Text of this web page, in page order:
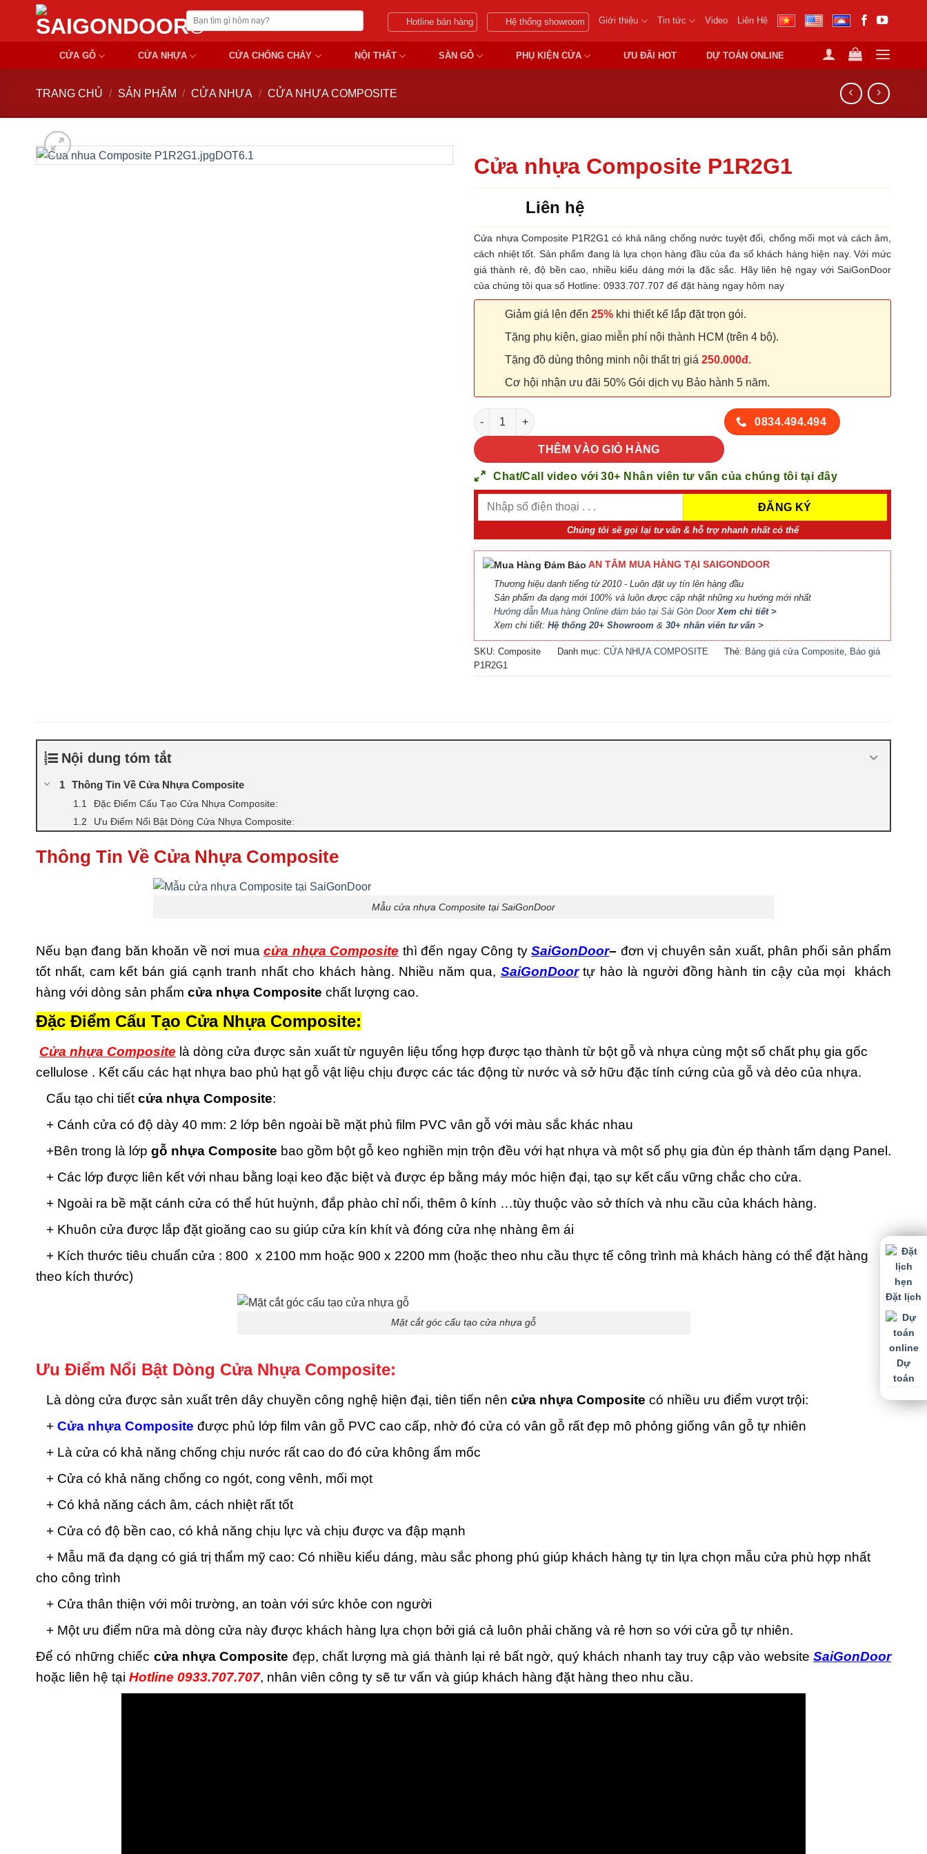
Chuyển
nội
Tìm
kiếm:
Hotline bán hàng Hệ thống showroom Giới thiệu Tin tức Video Liên Hệ
CỬA GỖ CỬA NHỰA CỬA CHỐNG CHÁY NỘI THẤT SÀN GỖ PHỤ KIỆN CỬA ƯU ĐÃI HOT DỰ TOÁN ONLINE
TRANG CHỦ / SẢN PHẨM / CỬA NHỰA / CỬA NHỰA COMPOSITE
Cửa nhựa Composite P1R2G1
Liên hệ
Cửa nhựa Composite P1R2G1 có khả năng chống nước tuyệt đối, chống mối mọt và cách âm,
cách nhiệt tốt. Sản phẩm đang là lựa chọn hàng đầu của đa số khách hàng hiện nay. Với mức
giá thành rẻ, độ bền cao, nhiều kiểu dáng mới lạ đặc sắc. Hãy liên hệ ngay với SaiGonDoor
của chúng tôi qua số Hotline: 0933.707.707 để đặt hàng ngay hôm nay
Giảm giá lên đến 25% khi thiết kế lắp đặt trọn gói.
Tặng phụ kiện, giao miễn phí nội thành HCM (trên 4 bộ).
Tặng đồ dùng thông minh nội thất trị giá 250.000đ.
Cơ hội nhận ưu đãi 50% Gói dịch vụ Bảo hành 5 năm.
Cửa nhựa Composite P1R2G1 số lượng
THÊM VÀO GIỎ HÀNG
0834.494.494
Chat/Call video với 30+ Nhân viên tư vấn của chúng tôi tại đây
Chúng tôi sẽ gọi lại tư vấn & hỗ trợ nhanh nhất có thể
AN TÂM MUA HÀNG TẠI SAIGONDOOR
Thương hiệu danh tiếng từ 2010 - Luôn đặt uy tín lên hàng đầu
Sản phẩm đa dạng mới 100% và luôn được cập nhật những xu hướng mới nhất
Hướng dẫn Mua hàng Online đảm bảo tại Sài Gòn DoorXem chi tiết >
Xem chi tiết: Hệ thống 20+ Showroom & 30+ nhân viên tư vấn >
SKU: Composite
P1R2G1
Danh mục: CỬA NHỰA COMPOSITE Thẻ: Bảng giá cửa Composite
Báo giá
Composite giá bao nhiêu,Cửa nhựa
Nội dung tóm tắt
Thông Tin Về Cửa Nhựa Composite
Đặc Điểm Cấu Tạo Cửa Nhựa Composite:
Ưu Điểm Nổi Bật Dòng Cửa Nhựa Composite:
Thông Tin Về Cửa Nhựa Composite
Mẫu cửa nhựa Composite tại SaiGonDoor
Nếu bạn đang băn khoăn về nơi muacửa nhựa Composite thì đến ngay Công tySaiGonDoor– đơn vị chuyên sản xuất, phân phối sản phẩm
tốt nhất, cam kết bán giá cạnh tranh nhất cho khách hàng. Nhiều năm qua, SaiGonDoortự hào là người đồng hành tin cậy của mọi khách
hàng với dòng sản phẩm cửa nhựa Composite chất lượng cao.
Đặc Điểm Cấu Tạo Cửa Nhựa Composite:
Cửa nhựa Composite là dòng cửa được sản xuất từ nguyên liệu tổng hợp được tạo thành từ bột gỗ và nhựa cùng một số chất phụ gia gốc
cellulose . Kết cấu các hạt nhựa bao phủ hạt gỗ vật liệu chịu được các tác động từ nước và sở hữu đặc tính cứng của gỗ và dẻo của nhựa.
Cấu tạo chi tiếtcửa nhựa Composite:
+ Cánh cửa có độ dày 40 mm: 2 lớp bên ngoài bề mặt phủ film PVC vân gỗ với màu sắc khác nhau
+Bên trong là lớp gỗ nhựa Composite bao gồm bột gỗ keo nghiền mịn trộn đều với hạt nhựa và một số phụ gia đùn ép thành tấm dạng Panel.
+ Các lớp được liên kết với nhau bằng loại keo đặc biệt và được ép bằng máy móc hiện đại, tạo sự kết cấu vững chắc cho cửa.
+ Ngoài ra bề mặt cánh cửa có thể hút huỳnh, đắp phào chỉ nổi, thêm ô kính …tùy thuộc vào sở thích và nhu cầu của khách hàng.
+ Khuôn cửa được lắp đặt gioăng cao su giúp cửa kín khít và đóng cửa nhẹ nhàng êm ái
+ Kích thước tiêu chuẩn cửa : 800 x 2100 mm hoặc 900 x 2200 mm (hoặc theo nhu cầu thực tế công trình mà khách hàng có thể đặt hàng
theo kích thước)
Mặt cắt góc cấu tạo cửa nhựa gỗ
Ưu Điểm Nổi Bật Dòng Cửa Nhựa Composite:
Là dòng cửa được sản xuất trên dây chuyền công nghệ hiện đại, tiên tiến nên cửa nhựa Composite có nhiều ưu điểm vượt trội:
+ Cửa nhựa Composite được phủ lớp film vân gỗ PVC cao cấp, nhờ đó cửa có vân gỗ rất đẹp mô phỏng giống vân gỗ tự nhiên
+ Là cửa có khả năng chống chịu nước rất cao do đó cửa không ẩm mốc
+ Cửa có khả năng chống co ngót, cong vênh, mối mọt
+ Có khả năng cách âm, cách nhiệt rất tốt
+ Cửa có độ bền cao, có khả năng chịu lực và chịu được va đập mạnh
+ Mẫu mã đa dạng có giá trị thẩm mỹ cao: Có nhiều kiểu dáng, màu sắc phong phú giúp khách hàng tự tin lựa chọn mẫu cửa phù hợp nhất
cho công trình
+ Cửa thân thiện với môi trường, an toàn với sức khỏe con người
+ Một ưu điểm nữa mà dòng cửa này được khách hàng lựa chọn bởi giá cả luôn phải chăng và rẻ hơn so với cửa gỗ tự nhiên.
Để có những chiếc cửa nhựa Composite đẹp, chất lượng mà giá thành lại rẻ bất ngờ, quý khách nhanh tay truy cập vào websiteSaiGonDoor
hoặc liên hệ tại Hotline 0933.707.707, nhân viên công ty sẽ tư vấn và giúp khách hàng đặt hàng theo nhu cầu.
Đặt lịch
Dự
toán